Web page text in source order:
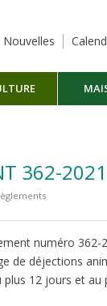
Nouvelles
362-
numéro 362-
de déjections
plus 12 jours et